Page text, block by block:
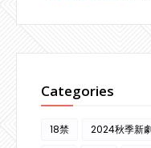
Categories
18禁 2024秋季新